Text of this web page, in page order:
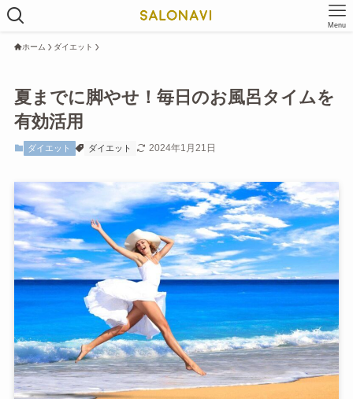
Menu
ホーム ダイエット
夏までに脚やせ！毎日のお風呂タイムを
有効活用
ダイエット ダイエット 2024年1月21日